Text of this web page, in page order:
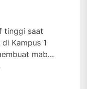
tinggi saat
Kampus 1
maba